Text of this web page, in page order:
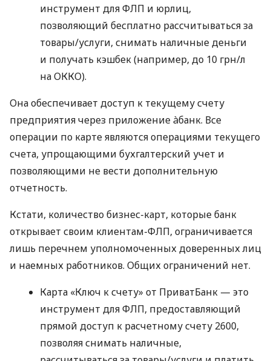
инструмент для ФЛП и юрлиц,
позволяющий бесплатно рассчитываться за
товары/услуги, снимать наличные деньги
и получать кэшбек (например, до 10 грн/л
на ОККО).
Она обеспечивает доступ к текущему счету
предприятия через приложение àбанк. Все
операции по карте являются операциями текущего
счета, упрощающими бухгалтерский учет и
позволяющими не вести дополнительную
отчетность.
Кстати, количество бизнес-карт, которые банк
открывает своим клиентам-ФЛП, ограничивается
лишь перечнем уполномоченных доверенных лиц
и наемных работников. Общих ограничений нет.
Карта «Ключ к счету» от ПриватБанк — это
инструмент для ФЛП, предоставляющий
прямой доступ к расчетному счету 2600,
позволяя снимать наличные,